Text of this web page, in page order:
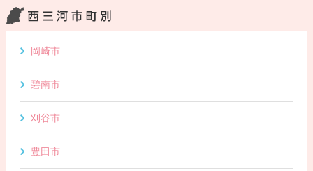
岡崎市
碧南市
刈谷市
豊田市